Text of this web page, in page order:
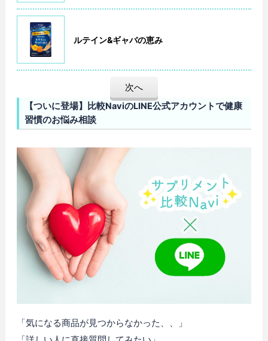
ルテイン&ギャバの恵み
次へ
【ついに登場】比較NaviのLINE公式アカウントで健康
習慣のお悩み相談
「気になる商品が見つからなかった、、」